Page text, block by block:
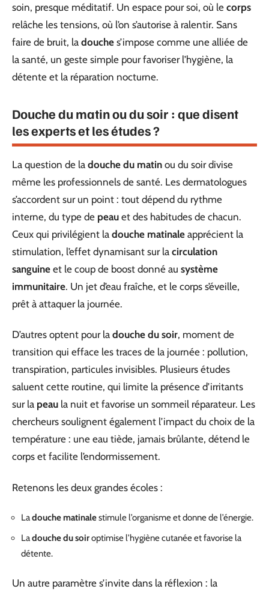
soin, presque méditatif. Un espace pour soi, où le corps
relâche les tensions, où l’on s’autorise à ralentir. Sans
faire de bruit, la douche s’impose comme une alliée de
la santé, un geste simple pour favoriser l’hygiène, la
détente et la réparation nocturne.
Douche du matin ou du soir : que disent
les experts et les études ?
La question de la douche du matin ou du soir divise
même les professionnels de santé. Les dermatologues
s’accordent sur un point : tout dépend du rythme
interne, du type de peau et des habitudes de chacun.
Ceux qui privilégient la douche matinale apprécient la
stimulation, l’effet dynamisant sur la circulation
sanguine et le coup de boost donné au système
immunitaire. Un jet d’eau fraîche, et le corps s’éveille,
prêt à attaquer la journée.
D’autres optent pour la douche du soir, moment de
transition qui efface les traces de la journée : pollution,
transpiration, particules invisibles. Plusieurs études
saluent cette routine, qui limite la présence d’irritants
sur la peau la nuit et favorise un sommeil réparateur. Les
chercheurs soulignent également l’impact du choix de la
température : une eau tiède, jamais brûlante, détend le
corps et facilite l’endormissement.
Retenons les deux grandes écoles :
Ladouche matinalestimule l’organisme et donne de l’énergie.
Ladouche du soiroptimise l’hygiène cutanée et favorise la
détente.
Un autre paramètre s’invite dans la réflexion : la